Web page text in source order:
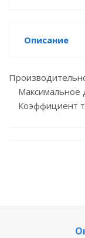
Описание
Максимальное
Коэффициент